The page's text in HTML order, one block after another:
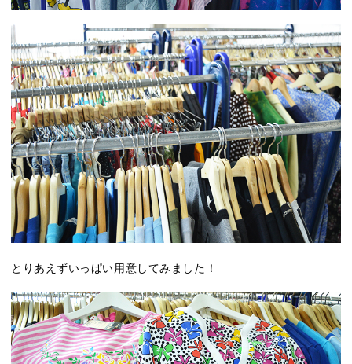
とりあえずいっぱい用意してみました！